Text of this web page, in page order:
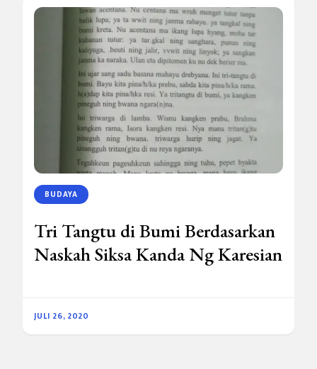
BUDAYA
Tri Tangtu di Bumi Berdasarkan
Naskah Siksa Kanda Ng Karesian
JULI 26, 2020